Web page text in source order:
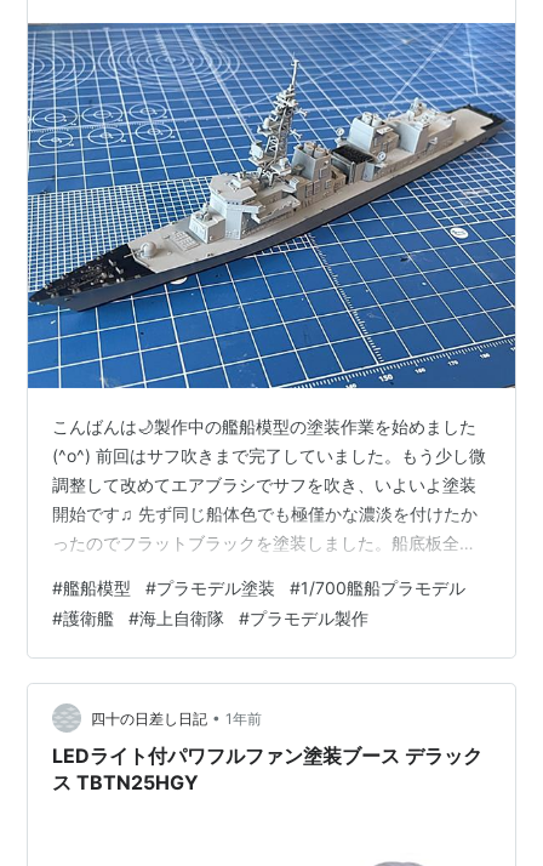
こんばんは🌙製作中の艦船模型の塗装作業を始めました
(^o^) 前回はサフ吹きまで完了していました。もう少し微
調整して改めてエアブラシでサフを吹き、いよいよ塗装
開始です♫ 先ず同じ船体色でも極僅かな濃淡を付けたか
ったのでフラットブラックを塗装しました。船底板全体
と中央VLSもフラットブラックを塗装してみました。そ
して喫水線部分をマスキングしまして…船体側面をクレ
オスのC607 灰色2704(N5)に若干(どの位かは忘れ
た)GX1 クールホワイトを混ぜたもので塗装しました。 今
日の塗装作業はここで時間切れとなってしまいました
(^^;;喫水線部のマス…
#艦船模型 #プラモデル塗装 #1/700艦船プラモデル
#護衛艦 #海上自衛隊 #プラモデル製作
四十の日差し日記 • 1年前
LEDライト付パワフルファン塗装ブース デラック
ス TBTN25HGY